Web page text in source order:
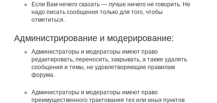
Если Вам нечего сказать — лучше ничего не говорить. Не
надо писать сообщения только для того, чтобы
отметиться.
Администрирование и модерирование:
Администраторы и модераторы имеют право
редактировать, переносить, закрывать, а также удалять
сообщения и темы, не удовлетворяющие правилам
форума.
Администраторы и модераторы имеют право
преимущественного трактования тех или иных пунктов